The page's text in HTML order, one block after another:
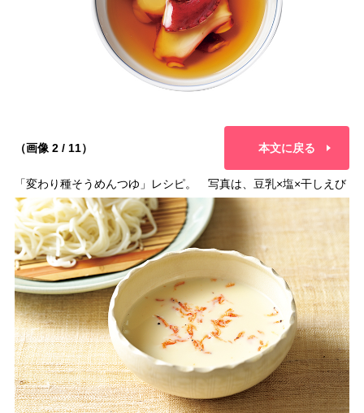
（画像 2 / 11） 本文に戻る
「変わり種そうめんつゆ」レシピ。 写真は、豆乳×塩×干しえび